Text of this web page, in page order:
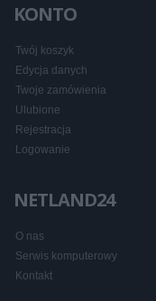
KONTO
Twój koszyk
Edycja danych
Twoje zamówienia
Ulubione
Rejestracja
Logowanie
NETLAND24
O nas
Serwis komputerowy
Kontakt